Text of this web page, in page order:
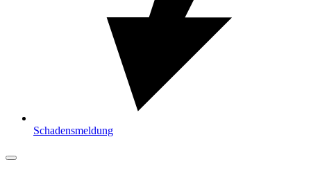
Schadensmeldung